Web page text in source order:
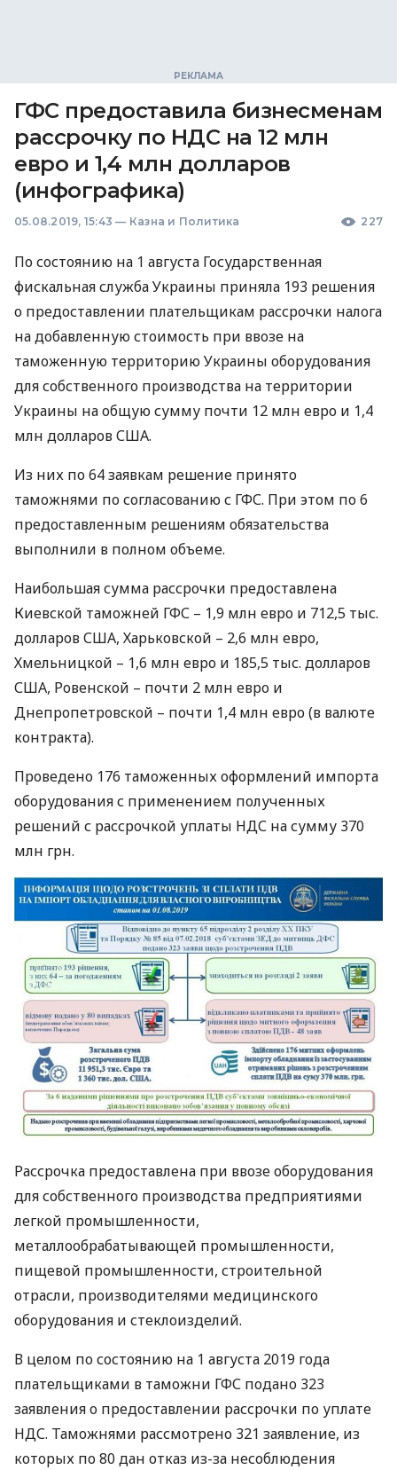
ГФС предоставила бизнесменам
рассрочку по НДС на 12 млн
евро и 1,4 млн долларов
(инфографика)
05.08.2019, 15:43 — Казна и Политика 227
По состоянию на 1 августа Государственная
фискальная служба Украины приняла 193 решения
о предоставлении плательщикам рассрочки налога
на добавленную стоимость при ввозе на
таможенную территорию Украины оборудования
для собственного производства на территории
Украины на общую сумму почти 12 млн евро и 1,4
млн долларовСША.
Из них по 64 заявкам решение принято
таможнями по согласованию с ГФС. При этом по 6
предоставленным решениям обязательства
выполнили в полном объеме.
Наибольшая сумма рассрочки предоставлена
Киевской таможней ГФС – 1,9 млн евро и 712,5 тыс.
долларовСША, Харьковской – 2,6 млн евро,
Хмельницкой – 1,6 млн евро и 185,5 тыс. долларов
США, Ровенской – почти 2 млн евро и
Днепропетровской – почти 1,4 млн евро (в валюте
контракта).
Проведено 176 таможенных оформлений импорта
оборудования с применением полученных
решений с рассрочкой уплаты НДС на сумму 370
млн грн.
Рассрочка предоставлена ​​при ввозе оборудования
для собственного производства предприятиями
легкой промышленности,
металлообрабатывающей промышленности,
пищевой промышленности, строительной
отрасли, производителями медицинского
оборудования и стеклоизделий.
В целом по состоянию на 1 августа 2019 года
плательщиками в таможни ГФС подано 323
заявления о предоставлении рассрочки по уплате
НДС. Таможнями рассмотрено 321 заявление, из
которых по 80 дан отказ из-за несоблюдения